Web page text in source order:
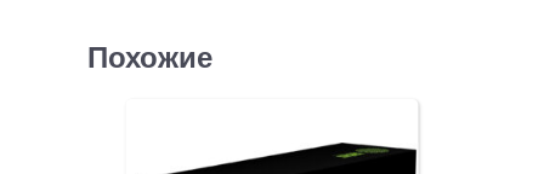
Похожие